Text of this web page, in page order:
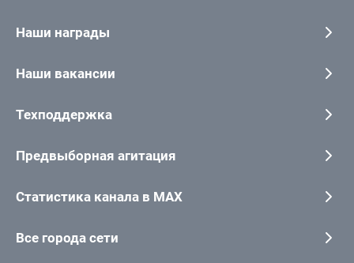
Наши награды
Наши вакансии
Техподдержка
Предвыборная агитация
Статистика канала в MAX
Все города сети